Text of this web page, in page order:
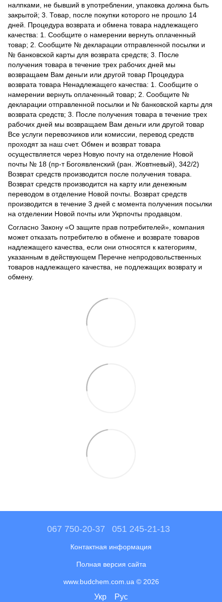
налпками, не бывший в употреблении, упаковка должна быть
закрытой; 3. Товар, после покупки которого не прошло 14
дней. Процедура возврата и обмена товара надлежащего
качества: 1. Сообщите о намерении вернуть оплаченный
товар; 2. Сообщите № декларации отправленной посылки и
№ банковской карты для возврата средств; 3. После
получения товара в течение трех рабочих дней мы
возвращаем Вам деньги или другой товар Процедура
возврата товара Ненадлежащего качества: 1. Сообщите о
намерении вернуть оплаченный товар; 2. Сообщите №
декларации отправленной посылки и № банковской карты для
возврата средств; 3. После получения товара в течение трех
рабочих дней мы возвращаем Вам деньги или другой товар
Все услуги перевозчиков или комиссии, перевод средств
проходят за наш счет. Обмен и возврат товара
осуществляется через Новую почту на отделение Новой
почты № 18 (пр-т Богоявленский (ран. Жовтневый), 342/2)
Возврат средств производится после получения товара.
Возврат средств производится на карту или денежным
переводом в отделение Новой почты. Возврат средств
производится в течение 3 дней с момента получения посылки
на отделении Новой почты или Укрпочты продавцом.
Согласно Закону «О защите прав потребителей», компания
может отказать потребителю в обмене и возврате товаров
надлежащего качества, если они относятся к категориям,
указанным в действующем Перечне непродовольственных
товаров надлежащего качества, не подлежащих возврату и
обмену.
067 750-20-37 051 245-21-13
Контактная информация
Полная версия сайта
www.budchem.com.ua © 2026
Укр Рус